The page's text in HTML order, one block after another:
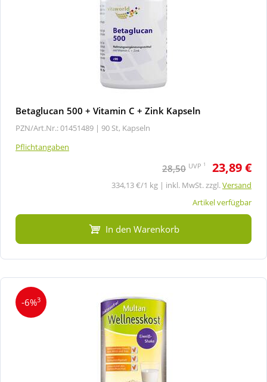
Betaglucan 500 + Vitamin C + Zink Kapseln
PZN/Art.Nr.: 01451489 | 90 St, Kapseln
Pflichtangaben
28,50 UVP 1 23,89 €
334,13 €/1 kg | inkl. MwSt. zzgl.Versand
Artikel verfügbar
In den Warenkorb
-6%3